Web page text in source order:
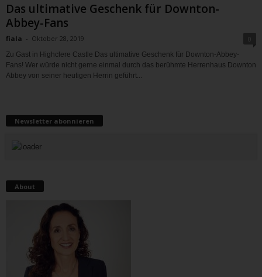
Das ultimative Geschenk für Downton-
Abbey-Fans
fiala - Oktober 28, 2019
Zu Gast in Highclere Castle Das ultimative Geschenk für Downton-Abbey-
Fans! Wer würde nicht gerne einmal durch das berühmte Herrenhaus Downton
Abbey von seiner heutigen Herrin geführt...
Newsletter abonnieren
About